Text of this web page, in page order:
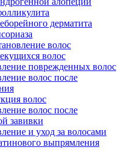
дерматита
волос
волос
поврежденных волос
волос после
волос
волос после
завивки
и уход за волосами
выпрямления